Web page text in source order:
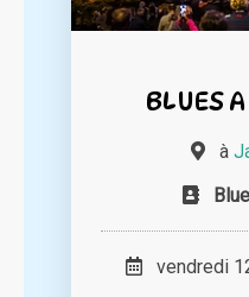
BLUES
à
vendredi